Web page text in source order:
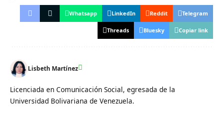
Whatsapp LinkedIn Reddit Telegram
Threads Bluesky Copiar link
Lisbeth Martínez
Licenciada en Comunicación Social, egresada de la
Universidad Bolivariana de Venezuela.